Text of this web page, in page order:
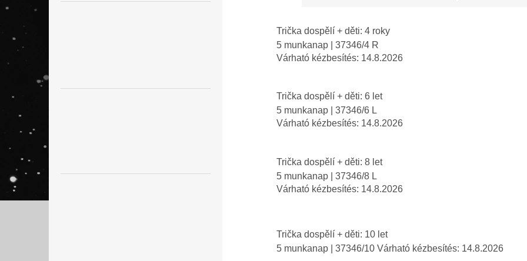
Trička dospělí + děti: 4 roky
5 munkanap
| 37346/4 R
Várható kézbesítés: 14.8.2026
Trička dospělí + děti: 6 let
5 munkanap
| 37346/6 L
Várható kézbesítés: 14.8.2026
Trička dospělí + děti: 8 let
5 munkanap
| 37346/8 L
Várható kézbesítés: 14.8.2026
Trička dospělí + děti: 10 let
5 munkanap
| 37346/10 Várható kézbesítés: 14.8.2026